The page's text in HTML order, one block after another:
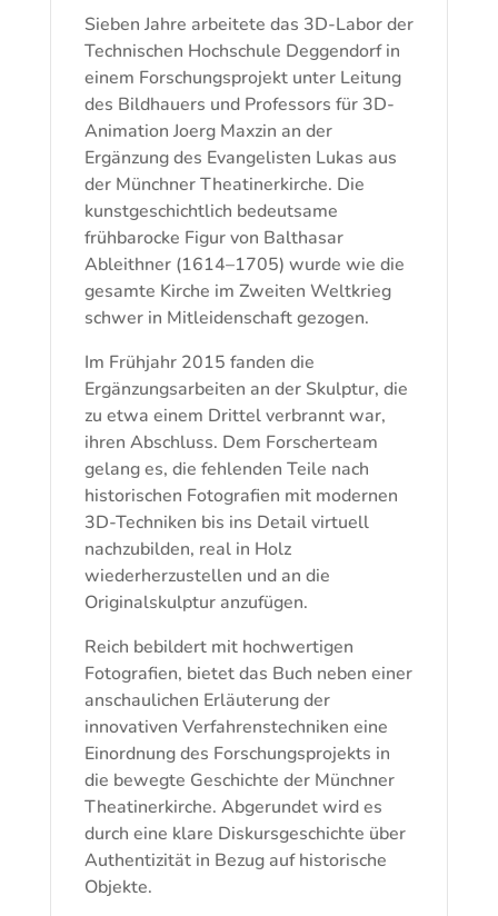
Sieben Jahre arbeitete das 3D-Labor der
Technischen Hochschule Deggendorf in
einem Forschungsprojekt unter Leitung
des Bildhauers und Professors für 3D-
Animation Joerg Maxzin an der
Ergänzung des Evangelisten Lukas aus
der Münchner Theatinerkirche. Die
kunstgeschichtlich bedeutsame
frühbarocke Figur von Balthasar
Ableithner (1614–1705) wurde wie die
gesamte Kirche im Zweiten Weltkrieg
schwer in Mitleidenschaft gezogen.
Im Frühjahr 2015 fanden die
Ergänzungsarbeiten an der Skulptur, die
zu etwa einem Drittel verbrannt war,
ihren Abschluss. Dem Forscherteam
gelang es, die fehlenden Teile nach
historischen Fotografien mit modernen
3D-Techniken bis ins Detail virtuell
nachzubilden, real in Holz
wiederherzustellen und an die
Originalskulptur anzufügen.
Reich bebildert mit hochwertigen
Fotografien, bietet das Buch neben einer
anschaulichen Erläuterung der
innovativen Verfahrenstechniken eine
Einordnung des Forschungsprojekts in
die bewegte Geschichte der Münchner
Theatinerkirche. Abgerundet wird es
durch eine klare Diskursgeschichte über
Authentizität in Bezug auf historische
Objekte.